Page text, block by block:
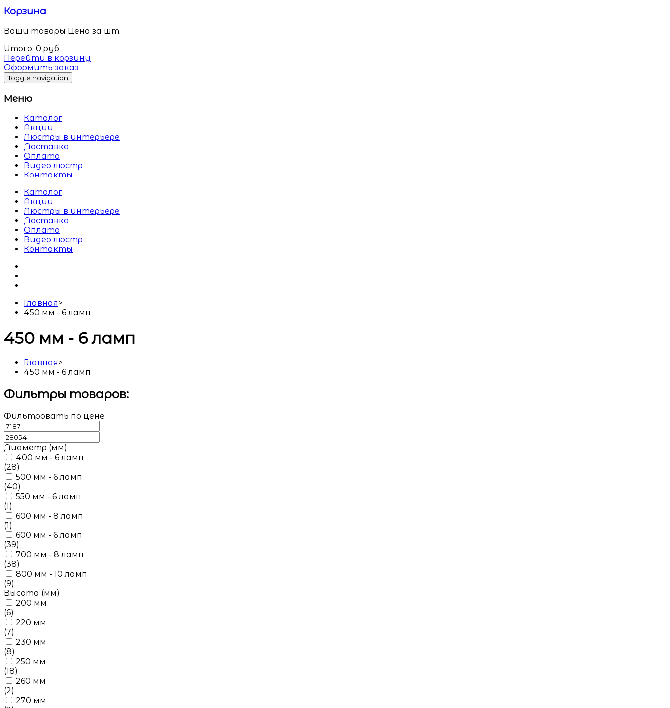
Корзина
Ваши товары Цена за шт.
Итого: 0 руб.
Перейти в корзину
Оформить заказ
Toggle navigation
Меню
Каталог
Акции
Люстры в интерьере
Доставка
Оплата
Видео люстр
Контакты
Каталог
Акции
Люстры в интерьере
Доставка
Оплата
Видео люстр
Контакты
Главная>
450 мм - 6 ламп
450 мм - 6 ламп
Главная>
450 мм - 6 ламп
Фильтры товаров:
Фильтровать по цене
Диаметр (мм)
400 мм - 6 ламп
(28)
500 мм - 6 ламп
(40)
550 мм - 6 ламп
(1)
600 мм - 8 ламп
(1)
600 мм - 6 ламп
(39)
700 мм - 8 ламп
(38)
800 мм - 10 ламп
(9)
Высота (мм)
200 мм
(6)
220 мм
(7)
230 мм
(8)
250 мм
(18)
260 мм
(2)
270 мм